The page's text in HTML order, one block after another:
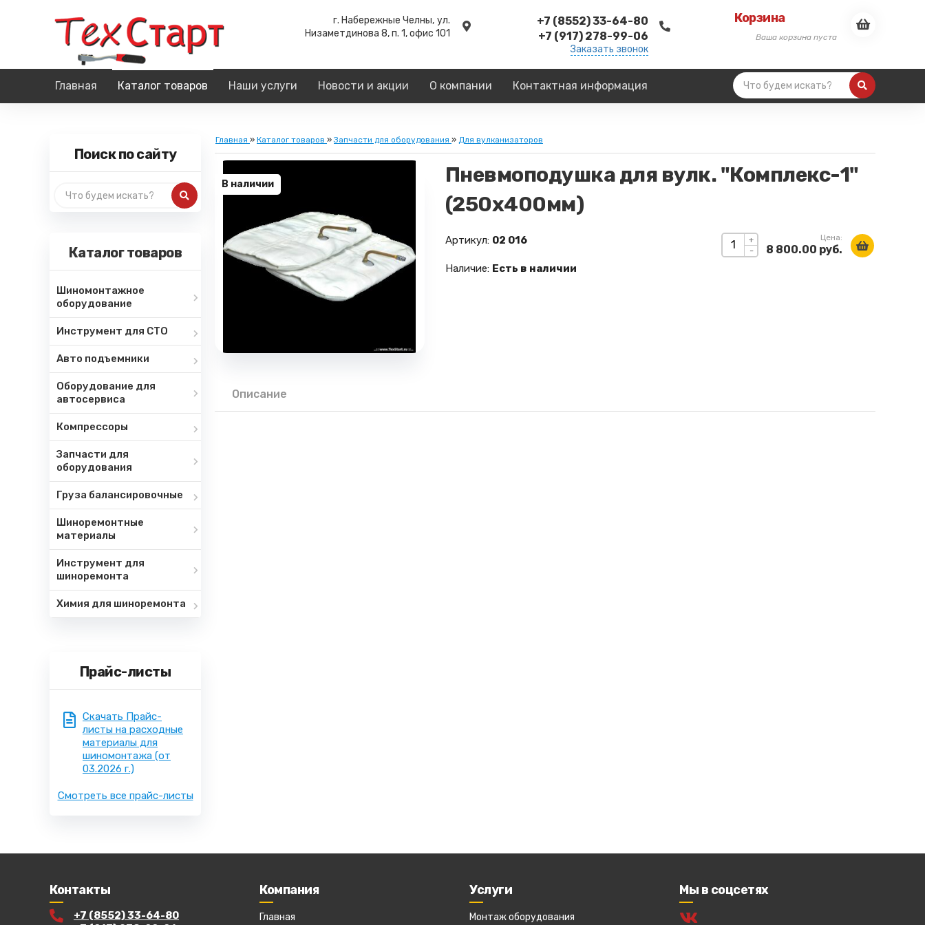
г. Набережные Челны, ул.
Низаметдинова 8, п. 1, офис 101
+7 (8552) 33-64-80
+7 (917) 278-99-06
Заказать звонок
Корзина
Ваша корзина пуста
Главная Каталог товаров Наши услуги Новости и акции О компании Контактная информация
Поиск по сайту
Каталог товаров
Шиномонтажное
оборудование
Инструмент для СТО
Авто подъемники
Оборудование для
автосервиса
Компрессоры
Запчасти для
оборудования
Груза балансировочные
Шиноремонтные
материалы
Инструмент для
шиноремонта
Химия для шиноремонта
Прайс-листы
Скачать Прайс-
листы на расходные
материалы для
шиномонтажа (от
03.2026 г.)
Смотреть все прайс-листы
Главная » Каталог товаров »Запчасти для оборудования » Для вулканизаторов
В наличии
Пневмоподушка для вулк. "Комплекс-1"
(250х400мм)
+
-
Цена:
8 800.00 руб.
Артикул: 02 016
Наличие: Есть в наличии
Описание
Контакты
+7 (8552) 33-64-80
Компания
Главная
Услуги
Монтаж оборудования
Мы в соцсетях